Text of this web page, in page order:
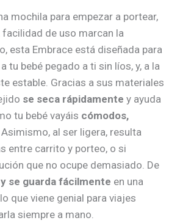
mochila para empezar a portear,
de uso marcan la
esta Embrace está diseñada para
tu bebé pegado a ti sin líos, y, a la
estable. Gracias a sus materiales
se seca rápidamente y ayuda
tu bebé vayáis cómodos,
. Asimismo, al ser ligera, resulta
entre carrito y porteo, o si
que no ocupe demasiado. De
se guarda fácilmente en una
que viene genial para viajes
siempre a mano.